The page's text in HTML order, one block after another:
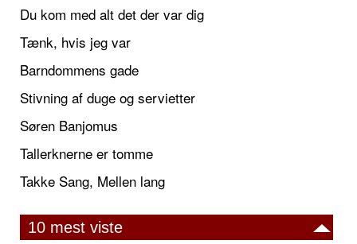
Du kom med alt det der var dig
Tænk, hvis jeg var
Barndommens gade
Stivning af duge og servietter
Søren Banjomus
Tallerknerne er tomme
Takke Sang, Mellen lang
10 mest viste